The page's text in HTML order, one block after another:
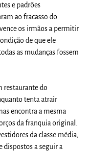
e padrões
ao fracasso do
os irmãos a permitir
de que ele
as mudanças fossem
restaurante do
tenta atrair
encontra a mesma
da franquia original.
da classe média,
dispostos a seguir a